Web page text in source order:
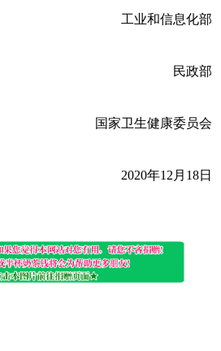
工业和信息化部
民政部
国家卫生健康委员会
2020年12月18日